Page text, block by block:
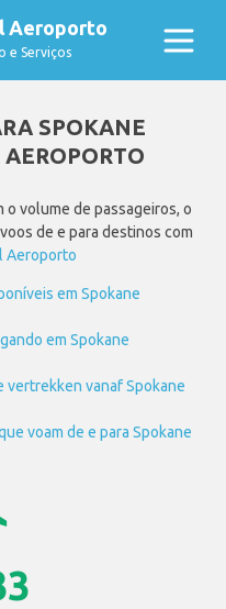
Aeroporto
e Serviços
SPOKANE
volume de passageiros, o
de e para destinos com
Aeroporto
em Spokane
em Spokane
vertrekken vanaf Spokane
voam de e para Spokane